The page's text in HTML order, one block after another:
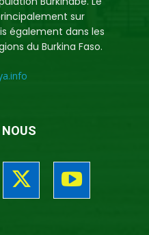
sur
également dans les
du Burkina Faso.